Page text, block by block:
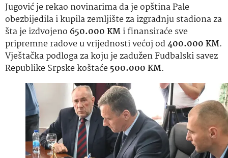
Jugović je rekao novinarima da je opština Pale
obezbijedila i kupila zemljište za izgradnju stadiona za
šta je izdvojeno 650.000 KMi finansiraće sve
pripremne radove u vrijednosti većoj od400.000 KM.
Vještačka podloga za koju je zadužen Fudbalski savez
Republike Srpske koštaće500.000 KM.